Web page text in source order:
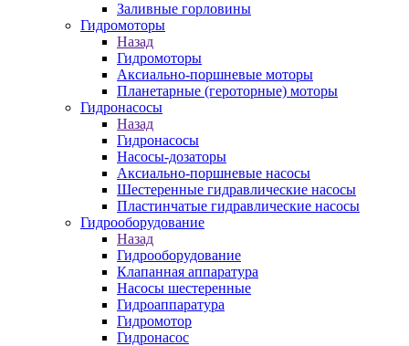
Заливные горловины
Гидромоторы
Назад
Гидромоторы
Аксиально-поршневые моторы
Планетарные (героторные) моторы
Гидронасосы
Назад
Гидронасосы
Насосы-дозаторы
Аксиально-поршневые насосы
Шестеренные гидравлические насосы
Пластинчатые гидравлические насосы
Гидрооборудование
Назад
Гидрооборудование
Клапанная аппаратура
Насосы шестеренные
Гидроаппаратура
Гидромотор
Гидронасос